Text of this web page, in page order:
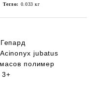
Тегло: 0.033 кг
Гепард
Acinonyx jubatus
полимер
3+